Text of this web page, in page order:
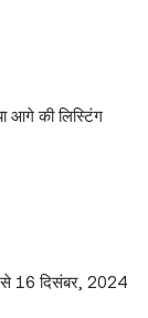
आगे की लिस्टिंग
16 दिसंबर, 2024